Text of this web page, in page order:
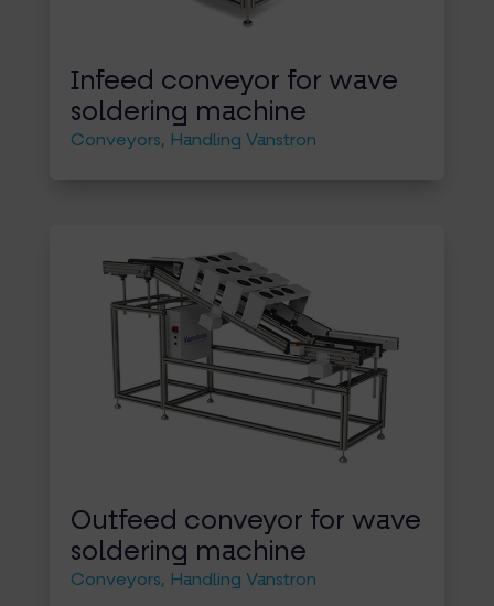
Infeed conveyor for wave
soldering machine
Conveyors, Handling Vanstron
Outfeed conveyor for wave
soldering machine
Conveyors, Handling Vanstron